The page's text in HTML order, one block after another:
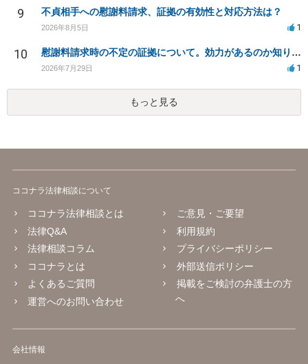
9 不貞相手への慰謝料請求、証拠の有効性と対応方法は？
2026年8月5日 1
10 慰謝料請求時の不定の証拠について。効力があるのか知りたい。
2026年7月29日 1
もっと見る
ココナラ法律相談について
ココナラ法律相談とは
法律Q&A
法律相談コラム
ココナラとは
よくあるご質問
運営へのお問い合わせ
ご意見・ご要望
利用規約
プライバシーポリシー
外部送信ポリシー
掲載をご検討の弁護士の方
へ
会社情報